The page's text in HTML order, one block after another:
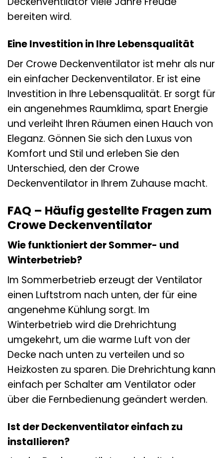
bereiten wird.
Eine Investition in Ihre Lebensqualität
Der Crowe Deckenventilator ist mehr als nur
ein einfacher Deckenventilator. Er ist eine
Investition in Ihre Lebensqualität. Er sorgt für
ein angenehmes Raumklima, spart Energie
und verleiht Ihren Räumen einen Hauch von
Eleganz. Gönnen Sie sich den Luxus von
Komfort und Stil und erleben Sie den
Unterschied, den der Crowe
Deckenventilator in Ihrem Zuhause macht.
FAQ – Häufig gestellte Fragen zum
Crowe Deckenventilator
Wie funktioniert der Sommer- und
Winterbetrieb?
Im Sommerbetrieb erzeugt der Ventilator
einen Luftstrom nach unten, der für eine
angenehme Kühlung sorgt. Im
Winterbetrieb wird die Drehrichtung
umgekehrt, um die warme Luft von der
Decke nach unten zu verteilen und so
Heizkosten zu sparen. Die Drehrichtung kann
einfach per Schalter am Ventilator oder
über die Fernbedienung geändert werden.
Ist der Deckenventilator einfach zu
installieren?